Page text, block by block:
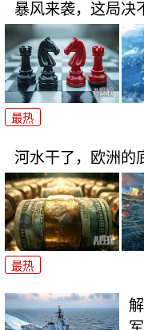
暴风来袭，这局决
最热
河水干了，欧洲的
最热